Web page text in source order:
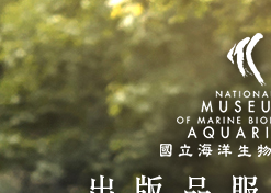
跳到主要內容區塊